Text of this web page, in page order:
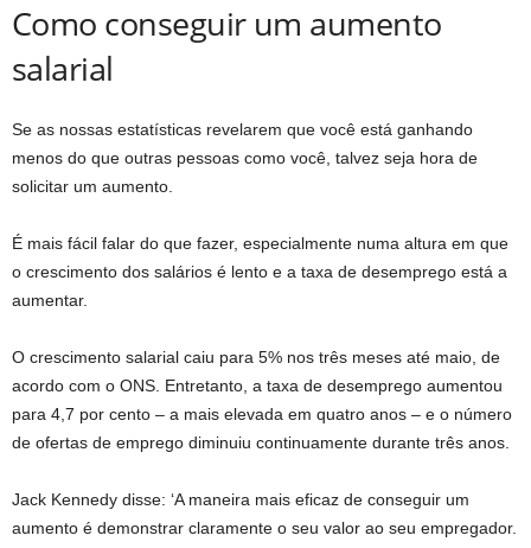
Como conseguir um aumento
salarial
Se as nossas estatísticas revelarem que você está ganhando
menos do que outras pessoas como você, talvez seja hora de
solicitar um aumento.
É mais fácil falar do que fazer, especialmente numa altura em que
o crescimento dos salários é lento e a taxa de desemprego está a
aumentar.
O crescimento salarial caiu para 5% nos três meses até maio, de
acordo com o ONS. Entretanto, a taxa de desemprego aumentou
para 4,7 por cento – a mais elevada em quatro anos – e o número
de ofertas de emprego diminuiu continuamente durante três anos.
Jack Kennedy disse: ‘A maneira mais eficaz de conseguir um
aumento é demonstrar claramente o seu valor ao seu empregador.